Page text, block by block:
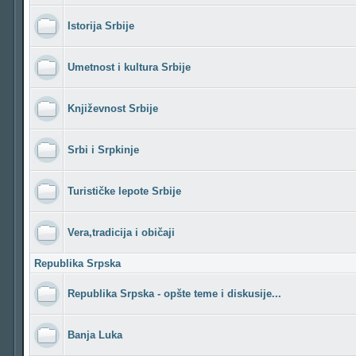
Istorija Srbije
Umetnost i kultura Srbije
Književnost Srbije
Srbi i Srpkinje
Turističke lepote Srbije
Vera,tradicija i običaji
Republika Srpska
Republika Srpska - opšte teme i diskusije...
Banja Luka